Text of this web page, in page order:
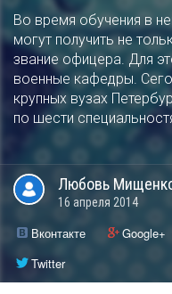
Во время обучения в
могут получить не
звание офицера. Для
военные кафедры.
крупных вузах
по шести
Любовь
16 апреля 2014
Вконтакте Google+
Twitter